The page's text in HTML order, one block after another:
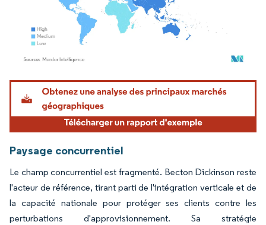
Image © Mordor Intelligence. La réutilisation nécessite une attribution sous CC BY
Paysage concurrentiel
Le champ concurrentiel est fragmenté. Becton Dickinson reste
l'acteur de référence, tirant parti de l'intégration verticale et de
la capacité nationale pour protéger ses clients contre les
perturbations d'approvisionnement. Sa stratégie